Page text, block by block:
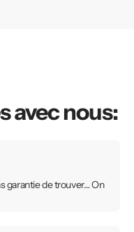
avec nous:
garantie de trouver… On